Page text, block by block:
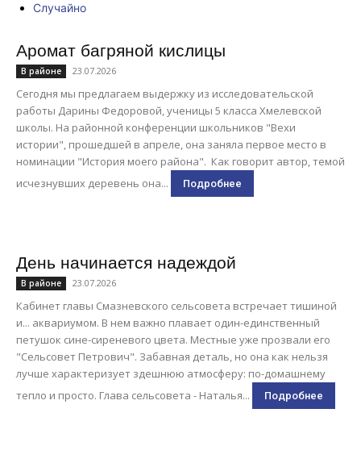
Случайно
Аромат багряной кислицы
В районе 23.07.2026
Сегодня мы предлагаем выдержку из исследовательской
работы Дарины Федоровой, ученицы 5 класса Хмелевской
школы. На районной конференции школьников "Вехи
истории", прошедшей в апреле, она заняла первое место в
номинации "История моего района". Как говорит автор, темой
исчезнувших деревень она...
Подробнее
День начинается надеждой
В районе 23.07.2026
Кабинет главы Смазневского сельсовета встречает тишиной
и... аквариумом. В нем важно плавает один-единственный
петушок сине-сиреневого цвета. Местные уже прозвали его
"Сельсовет Петрович". Забавная деталь, но она как нельзя
лучше характеризует здешнюю атмосферу: по-домашнему
тепло и просто. Глава сельсовета - Наталья...
Подробнее